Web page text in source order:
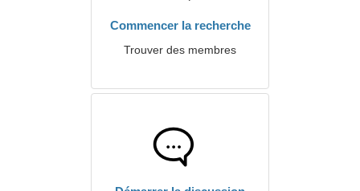
Commencer la recherche
Trouver des membres